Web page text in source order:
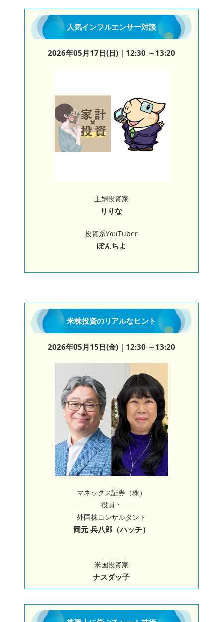
人気インフルエンサー対談
2026年05月17日(日)｜12:30 ～13:20
主婦投資家
りりな
投資系YouTuber
ぽんちよ
米株投資のリアルなヒント
2026年05月15日(金)｜12:30 ～13:20
マネックス証券（株）
役員・
外国株コンサルタント
岡元 兵八郎（ハッチ）
米国投資家
ナスダッ子